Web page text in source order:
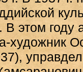
В этом году
художник